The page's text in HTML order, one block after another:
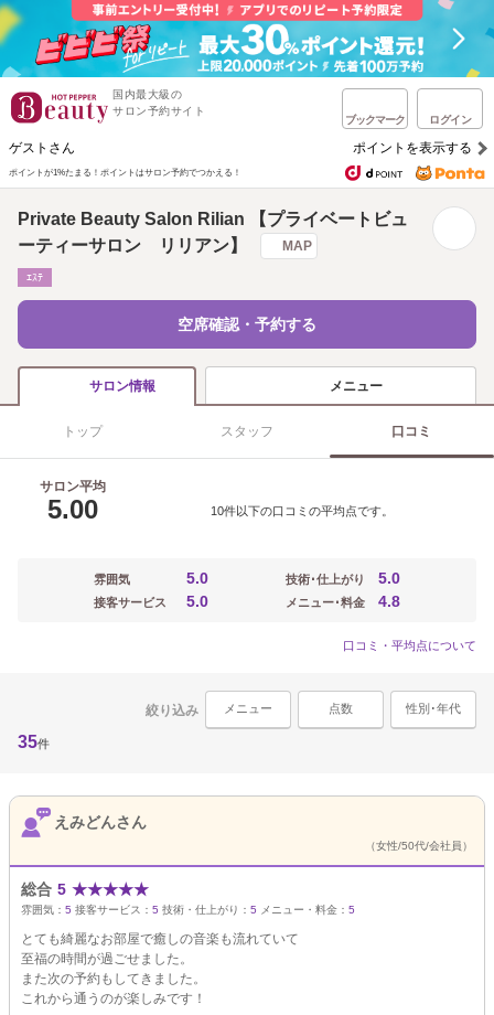
国内最大級の
サロン予約サイト
ブックマーク ログイン
ゲストさん ポイントを表示する
ポイントが1%たまる！ ポイントはサロン予約でつかえる！
Private Beauty Salon Rilian 【プライベートビュ
ーティーサロン リリアン】
MAP
ｴｽﾃ
空席確認・予約する
サロン情報 メニュー
トップ スタッフ 口コミ
サロン平均
5.00 10件以下の口コミの平均点です。
雰囲気 5.0
接客サービス 5.0
技術･仕上がり 5.0
メニュー･料金 4.8
口コミ・平均点について
絞り込み メニュー 点数 性別･年代
35件
えみどんさん
（女性/50代/会社員）
総合 5 ★★★★★
雰囲気： 5 接客サービス： 5 技術・仕上がり： 5 メニュー・料金： 5
とても綺麗なお部屋で癒しの音楽も流れていて
至福の時間が過ごせました。
また次の予約もしてきました。
これから通うのが楽しみです！